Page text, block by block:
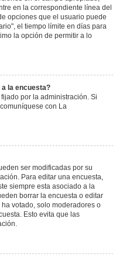
en la correspondiente línea del
opciones que el usuario puede
el tiempo límite en días para
la opción de permitir a lo
la encuesta?
por la administración. Si
con La
ser modificadas por su
Para editar una encuesta,
siempre esta asociado a la
borrar la encuesta o editar
votado, solo moderadores o
Esto evita que las